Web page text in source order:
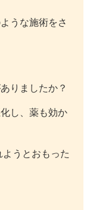
うな施術をさ
りましたか？
し、薬も効か
うとおもった